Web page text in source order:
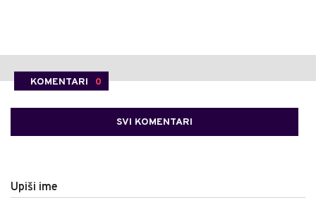
KOMENTARI 0
SVI KOMENTARI
Upiši ime